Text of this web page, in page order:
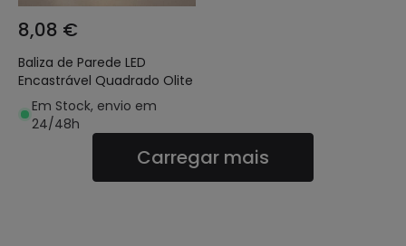
8,08 €
Baliza de Parede LED
Encastrável Quadrado Olite
Em Stock, envio em
24/48h
Carregar mais